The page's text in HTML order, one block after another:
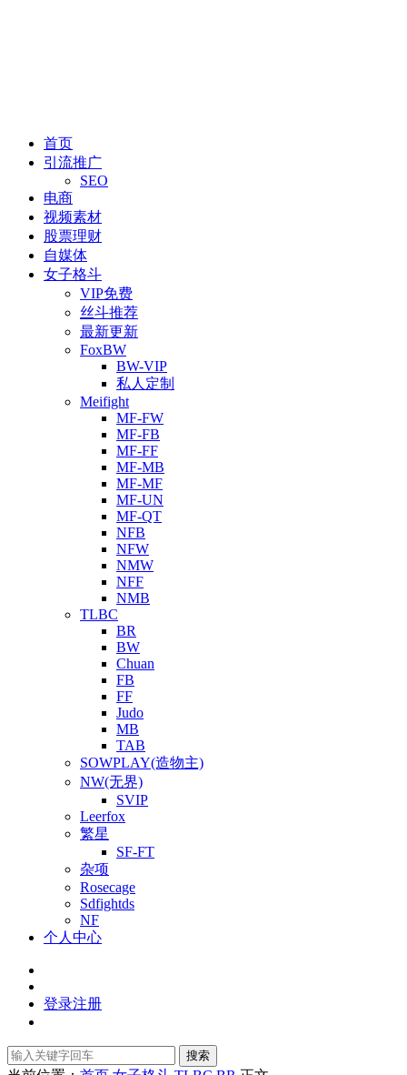
首页
引流推广
SEO
电商
视频素材
股票理财
自媒体
女子格斗
VIP免费
丝斗推荐
最新更新
FoxBW
BW-VIP
私人定制
Meifight
MF-FW
MF-FB
MF-FF
MF-MB
MF-MF
MF-UN
MF-QT
NFB
NFW
NMW
NFF
NMB
TLBC
BR
BW
Chuan
FB
FF
Judo
MB
TAB
SOWPLAY(造物主)
NW(无界)
SVIP
Leerfox
繁星
SF-FT
杂项
Rosecage
Sdfightds
NF
个人中心
登录注册
搜索